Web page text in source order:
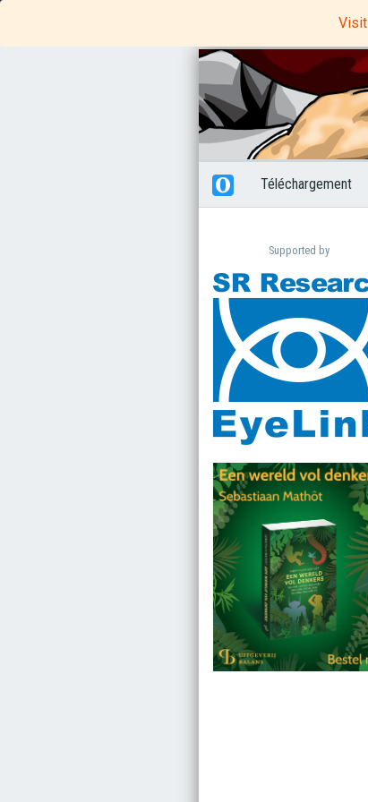
Rapunzel Code Editor
Téléchargement
Supported by
Visit